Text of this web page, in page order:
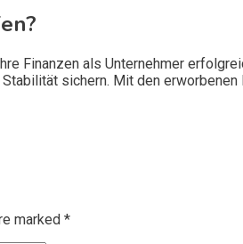
Finanzen als Unternehmer
sichern. Mit den
marked *